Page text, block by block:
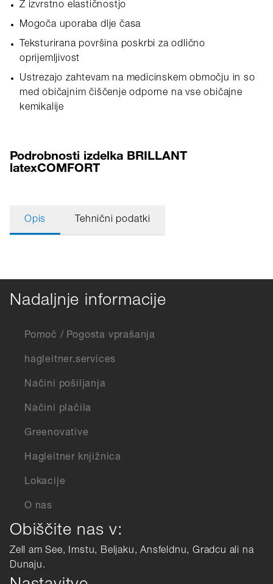
Z izvrstno elastičnostjo
Mogoča uporaba dlje časa
Teksturirana površina poskrbi za odlično
oprijemljivost
Ustrezajo zahtevam na medicinskem območju in so
med običajnim čiščenje odporne na vse običajne
kemikalije
Podrobnosti izdelka BRILLANT
latexCOMFORT
Opis Tehnični podatki
Nadaljnje informacije
Pomoč / Pogosta vprašanja
hagleitner.services
Načini pošiljanja
Načini plačila
Greenovative
Hagleitner knjižnica
Lokacije
O nas
Obiščite nas v:
Zell am See, Imstu, Beljaku, Ansfeldnu, Gradcu ali na
Dunaju.